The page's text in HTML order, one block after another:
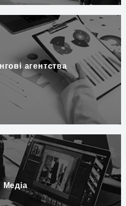
агентства
Медіа